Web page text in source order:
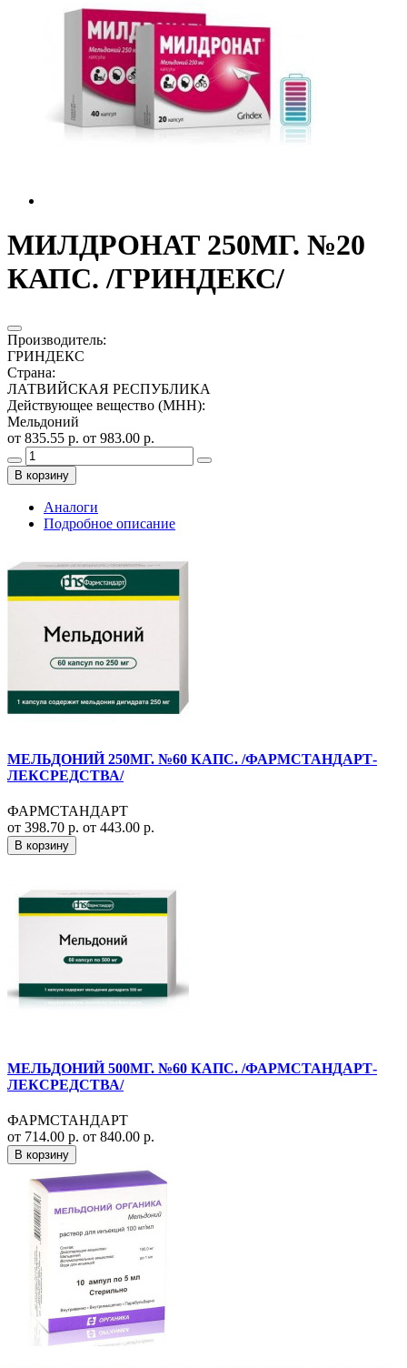
МИЛДРОНАТ 250МГ. №20
КАПС. /ГРИНДЕКС/
Производитель:
ГРИНДЕКС
Страна:
ЛАТВИЙСКАЯ РЕСПУБЛИКА
Действующее вещество (МНН):
Мельдоний
от 835.55 р. от 983.00 р.
В корзину
Аналоги
Подробное описание
МЕЛЬДОНИЙ 250МГ. №60 КАПС. /ФАРМСТАНДАРТ-
ЛЕКСРЕДСТВА/
ФАРМСТАНДАРТ
от 398.70 р. от 443.00 р.
В корзину
МЕЛЬДОНИЙ 500МГ. №60 КАПС. /ФАРМСТАНДАРТ-
ЛЕКСРЕДСТВА/
ФАРМСТАНДАРТ
от 714.00 р. от 840.00 р.
В корзину